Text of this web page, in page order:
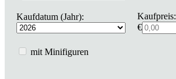
Kaufdatum (Jahr):
Kaufpreis:
€
mit Minifiguren